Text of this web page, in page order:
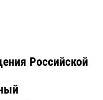
Российской